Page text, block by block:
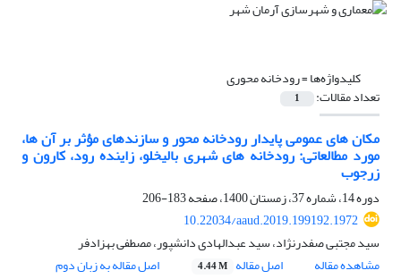
کلیدواژه‌ها =رودخانه محوری
تعداد مقالات: 1
مکان های عمومی پایدار رودخانه محور و سازندهای مؤثر بر آن ها،
مورد مطالعاتی: رودخانه های شهری بالیخلو، زاینده رود، کارون و
زرجوب
دوره 14، شماره 37، زمستان 1400، صفحه
183-206
10.22034/aaud.2019.199192.1972
سید مجتبی صفدرنژاد، سید عبدالهادی دانشپور، مصطفی بهزادفر
مشاهده مقاله
اصل مقاله 4.44 M اصل مقاله به زبان دوم